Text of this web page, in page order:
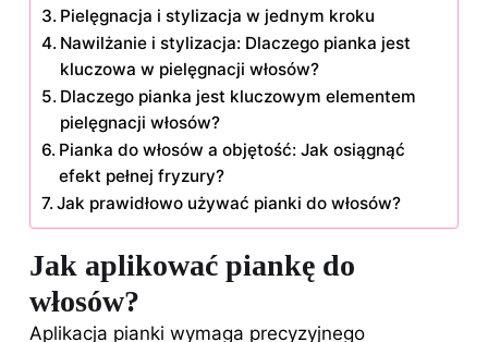
Pielęgnacja i stylizacja w jednym kroku
Nawilżanie i stylizacja: Dlaczego pianka jest
kluczowa w pielęgnacji włosów?
Dlaczego pianka jest kluczowym elementem
pielęgnacji włosów?
Pianka do włosów a objętość: Jak osiągnąć
efekt pełnej fryzury?
Jak prawidłowo używać pianki do włosów?
Jak aplikować piankę do
włosów?
Aplikacja pianki wymaga precyzyjnego